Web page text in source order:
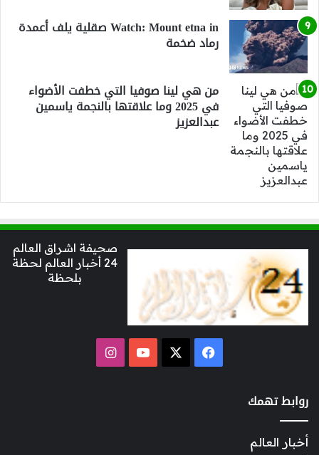
Watch: Mount etna in صقلية يلف أعمدة
رماد ضخمة
من هي لينا صوفيا التي خطفت الأضواء
في 2025 وما علاقتها بالنجمة ياسمين
عبدالعزيز
صحيفة اشراق العالم
24 أخبار العالم لحظة
بلحظة
فيسبوك ‫YouTubeانستقرام
روابط تهمك
أخبار العالم